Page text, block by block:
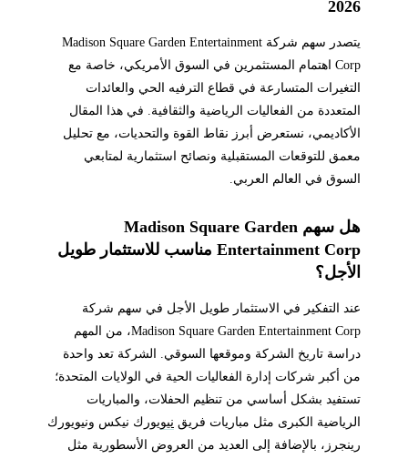
2026
يتصدر سهم شركة Madison Square Garden Entertainment
Corp اهتمام المستثمرين في السوق الأمريكي، خاصة مع
التغيرات المتسارعة في قطاع الترفيه الحي والعائدات
المتعددة من الفعاليات الرياضية والثقافية. في هذا المقال
الأكاديمي، نستعرض أبرز نقاط القوة والتحديات، مع تحليل
معمق للتوقعات المستقبلية ونصائح استثمارية لمتابعي
السوق في العالم العربي.
هل سهم Madison Square Garden
Entertainment Corp مناسب للاستثمار طويل
الأجل؟
عند التفكير في الاستثمار طويل الأجل في سهم شركة
Madison Square Garden Entertainment Corp، من المهم
دراسة تاريخ الشركة وموقعها السوقي. الشركة تعد واحدة
من أكبر شركات إدارة الفعاليات الحية في الولايات المتحدة؛
تستفيد بشكل أساسي من تنظيم الحفلات، والمباريات
الرياضية الكبرى مثل مباريات فريق نيويورك نيكس ونيويورك
رينجرز، بالإضافة إلى العديد من العروض الأسطورية مثل